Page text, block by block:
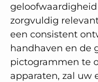
zorgvuldig
een consistent
handhaven en de
pictogrammen te
apparaten, zal uw